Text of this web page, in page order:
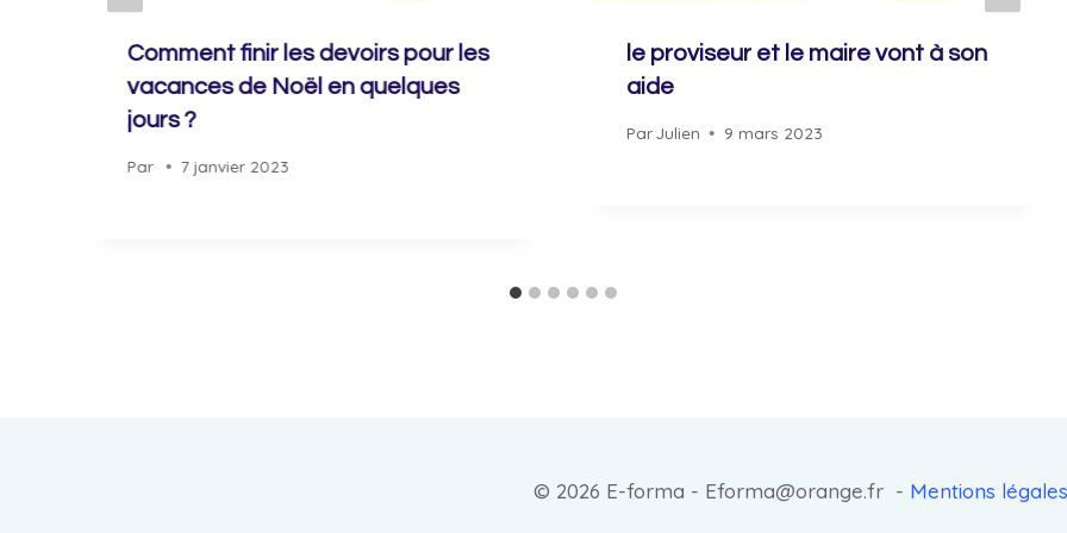
Comment finir les devoirs pour les
vacances de Noël en quelques
jours ?
Par 7 janvier 2023
le proviseur et le maire vont à son
aide
Par Julien 9 mars 2023
© 2026 E-forma - Eforma@orange.fr - Mentions légales